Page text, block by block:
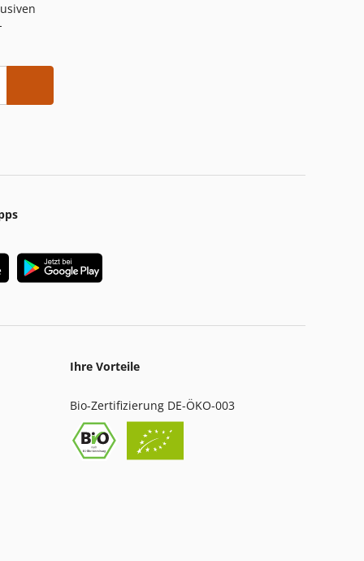
Ihre Vorteile
Bio-Zertifizierung DE-ÖKO-003